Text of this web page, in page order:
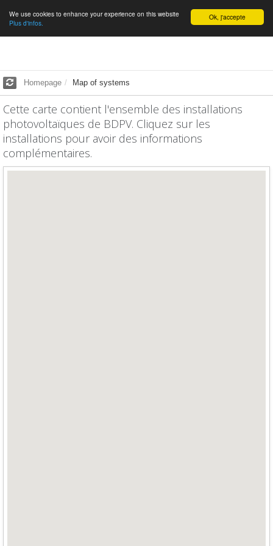
English Ok, j'accepte
We use cookies to enhance your experience on this website
Plus d'infos.
Homepage Map of systems
Cette carte contient l'ensemble des installations
photovoltaïques de BDPV. Cliquez sur les
installations pour avoir des informations
complémentaires.